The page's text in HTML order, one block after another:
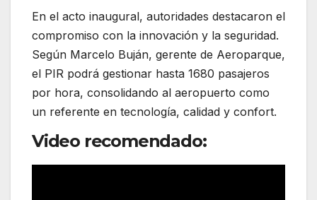
En el acto inaugural, autoridades destacaron el
compromiso con la innovación y la seguridad.
Según Marcelo Buján, gerente de Aeroparque,
el PIR podrá gestionar hasta 1680 pasajeros
por hora, consolidando al aeropuerto como
un referente en tecnología, calidad y confort.
Video recomendado: